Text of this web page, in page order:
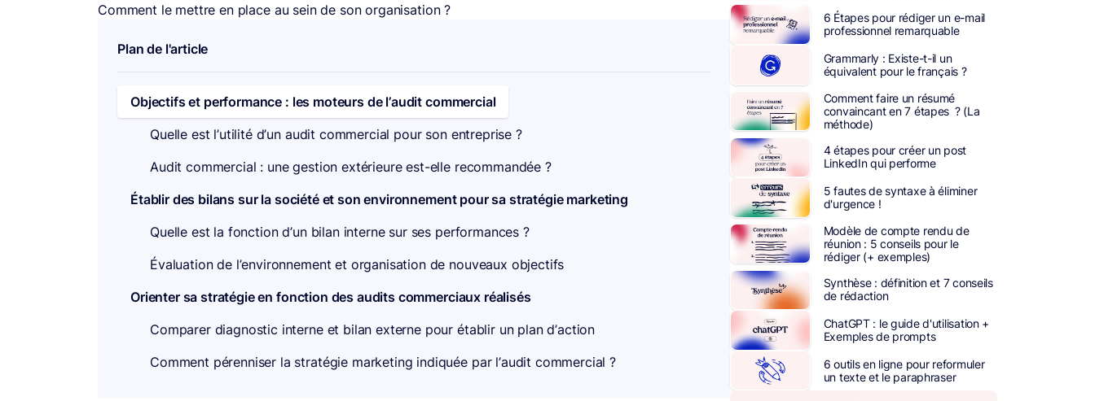
Comment le mettre en place au sein de son organisation ?
Plan de l'article
Objectifs et performance : les moteurs de l’audit commercial
Quelle est l’utilité d’un audit commercial pour son entreprise ?
Audit commercial : une gestion extérieure est-elle recommandée ?
Établir des bilans sur la société et son environnement pour sa stratégie marketing
Quelle est la fonction d’un bilan interne sur ses performances ?
Évaluation de l’environnement et organisation de nouveaux objectifs
Orienter sa stratégie en fonction des audits commerciaux réalisés
Comparer diagnostic interne et bilan externe pour établir un plan d’action
Comment pérenniser la stratégie marketing indiquée par l’audit commercial ?
6 Étapes pour rédiger un e-mail
professionnel remarquable
Grammarly : Existe-t-il un
équivalent pour le français ?
Comment faire un résumé
convaincant en 7 étapes ? (La
méthode)
4 étapes pour créer un post
LinkedIn qui performe
5 fautes de syntaxe à éliminer
d'urgence !
Modèle de compte rendu de
réunion : 5 conseils pour le
rédiger (+ exemples)
Synthèse : définition et 7 conseils
de rédaction
ChatGPT : le guide d'utilisation +
Exemples de prompts
6 outils en ligne pour reformuler
un texte et le paraphraser